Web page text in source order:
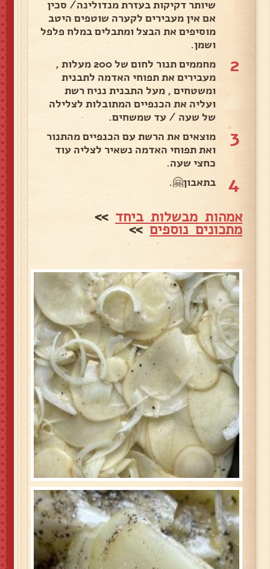
שיותר דקיקות בעזרת מנדולינה/ סכין
אם אין מעבירים לקערה שוטפים היטב
מוסיפים את הבצל ומתבלים במלח פלפל
ושמן.
2
מחממים תנור לחום של 200 מעלות ,
מעבירים את תפוחי האדמה לתבנית
ומשטחים , מעל התבנית נניח רשת
ועליה את הכנפיים המתובלות לצלילה
של שעה / עד שמשחים.
3
מוצאים את הרשת עם הכנפיים מהתנור
ואת תפוחי האדמה נשאיר לצליה עוד
כחצי שעה.
4 בתאבון🤗.
אמהות מבשלות ביחד >>
מתכונים נוספים>>